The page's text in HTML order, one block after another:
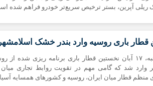
ریلی آپرین، بستر ترخیص سریع‌تر خودرو فراهم شده
قطار باری روسیه وارد بندر خشک
امروز شنبه، ۱۷ آبان نخستین قطار باری برنامه ریزی
وارد شد که گامی مهم در تقویت روابط تجاری میان
منظم قطار میان ایران، روسیه و کشورهای همسایه